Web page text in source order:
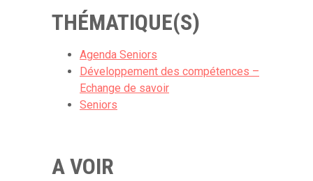
THÉMATIQUE(S)
Agenda Seniors
Développement des compétences –
Echange de savoir
Seniors
A VOIR